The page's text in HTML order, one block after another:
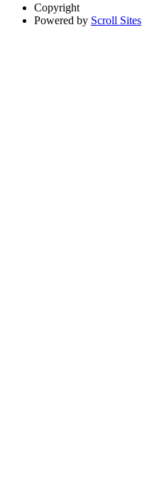
Copyright
Powered by Scroll Sites